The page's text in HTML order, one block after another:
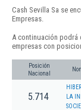
Cash Sevilla Sa se
Empresas.
A continuación podrá
empresas con
Posición
Nacional
5.714
LA